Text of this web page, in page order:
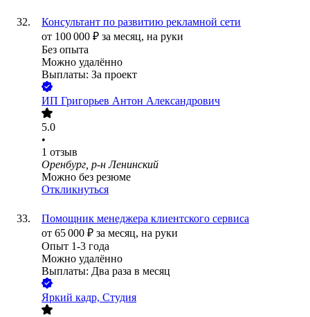
Консультант по развитию рекламной сети
от 100 000 ₽ за месяц, на руки
Без опыта
Можно удалённо
Выплаты: За проект
ИП Григорьев Антон Александрович
5.0
•
1 отзыв
Оренбург, р-н Ленинский
Можно без резюме
Откликнуться
Помощник менеджера клиентского сервиса
от 65 000 ₽ за месяц, на руки
Опыт 1-3 года
Можно удалённо
Выплаты: Два раза в месяц
Яркий кадр, Студия